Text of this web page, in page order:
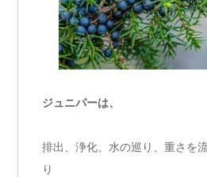
ジュニパーは、
排出、浄化、水の巡り、重さを
り